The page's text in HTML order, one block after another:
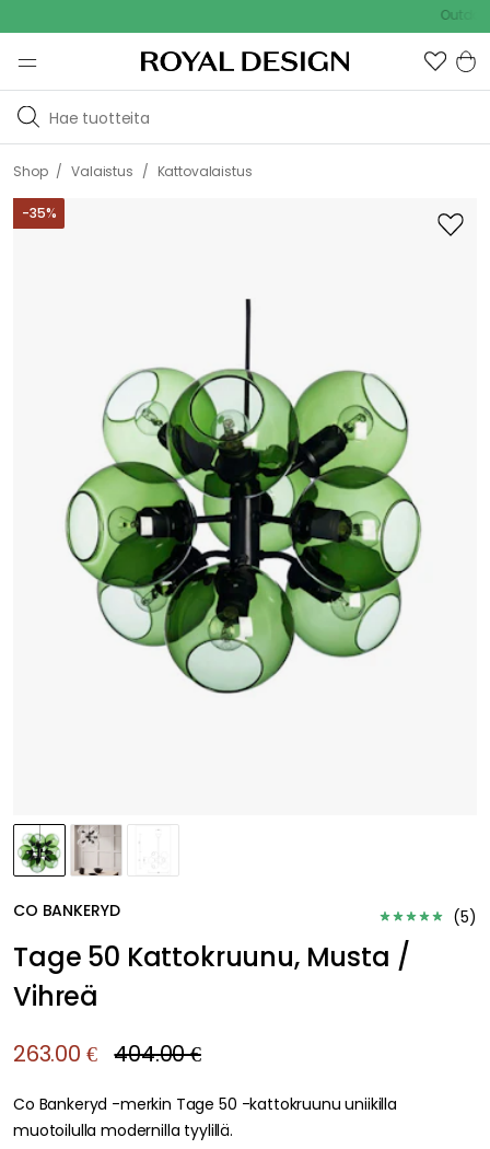
Outdoor
Shop / Valaistus / Kattovalaistus
-35%
CO BANKERYD (5)
Tage 50 Kattokruunu, Musta /
Vihreä
263.00 € 404.00 €
Co Bankeryd -merkin Tage 50 -kattokruunu uniikilla
muotoilulla modernilla tyylillä.